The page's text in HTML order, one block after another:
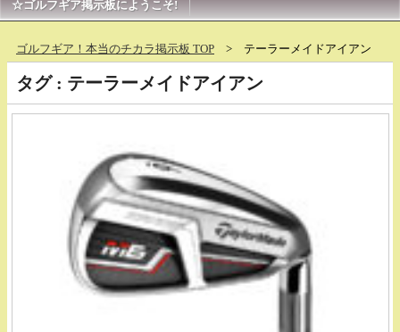
☆ゴルフギア掲示板にようこそ!
ゴルフギア！本当のチカラ掲示板 TOP テーラーメイドアイアン
タグ : テーラーメイドアイアン